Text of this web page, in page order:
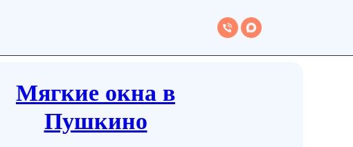
Мягкие окна в
Пушкино